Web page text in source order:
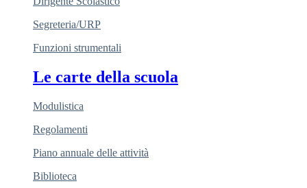
Segreteria/URP
Funzioni strumentali
Le carte della scuola
Modulistica
Regolamenti
Piano annuale delle attività
Biblioteca